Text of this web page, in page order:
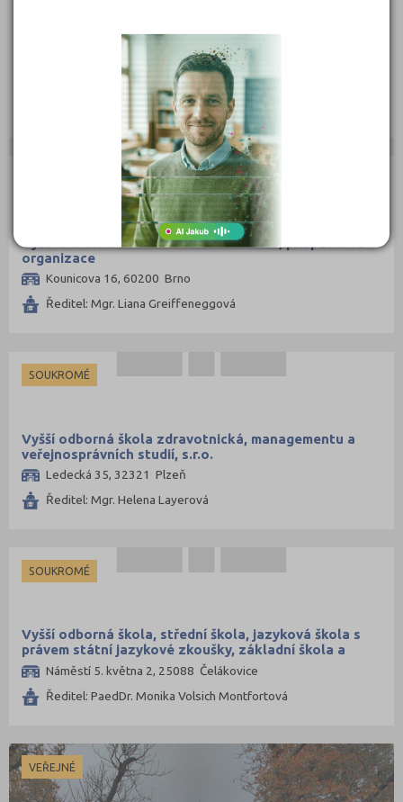
Střední zdravotnická škola a Vyšší odborná škola
zdravotnická, Liberec, Kostelní 9, příspěvková
Kostelní 8/9, 46001 Liberec
Ředitel: Mgr. Jana Urbanová, MBA
Vyšší odborná škola zdravotnická Brno, příspěvková
organizace
Kounicova 16, 60200 Brno
Ředitel: Mgr. Liana Greiffeneggová
SOUKROMÉ
Vyšší odborná škola zdravotnická, managementu a
veřejnosprávních studií, s.r.o.
Ledecká 35, 32321 Plzeň
Ředitel: Mgr. Helena Layerová
SOUKROMÉ
Vyšší odborná škola, střední škola, jazyková škola s
právem státní jazykové zkoušky, základní škola a
mateřská škola MILLS, s.r.o.
Náměstí 5. května 2, 25088 Čelákovice
Ředitel: PaedDr. Monika Volsich Montfortová
VEŘEJNÉ